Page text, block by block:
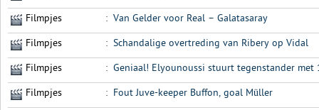
Filmpjes : Van Gelder voor Real – Galatasaray
Filmpjes : Schandalige overtreding van Ribery op Vidal
Filmpjes : Geniaal! Elyounoussi stuurt tegenstander met
Filmpjes : Fout Juve-keeper Buffon, goal Müller